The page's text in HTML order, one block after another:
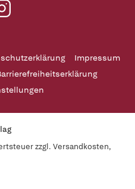
Impressum
zzgl. Versandkosten,